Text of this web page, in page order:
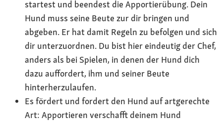
startest und beendest die Apportierübung. Dein
Hund muss seine Beute zur dir bringen und
abgeben. Er hat damit Regeln zu befolgen und sich
dir unterzuordnen. Du bist hier eindeutig der Chef,
anders als bei Spielen, in denen der Hund dich
dazu auffordert, ihm und seiner Beute
hinterherzulaufen.
Es fördert und fordert den Hund auf artgerechte
Art: Apportieren verschafft deinem Hund